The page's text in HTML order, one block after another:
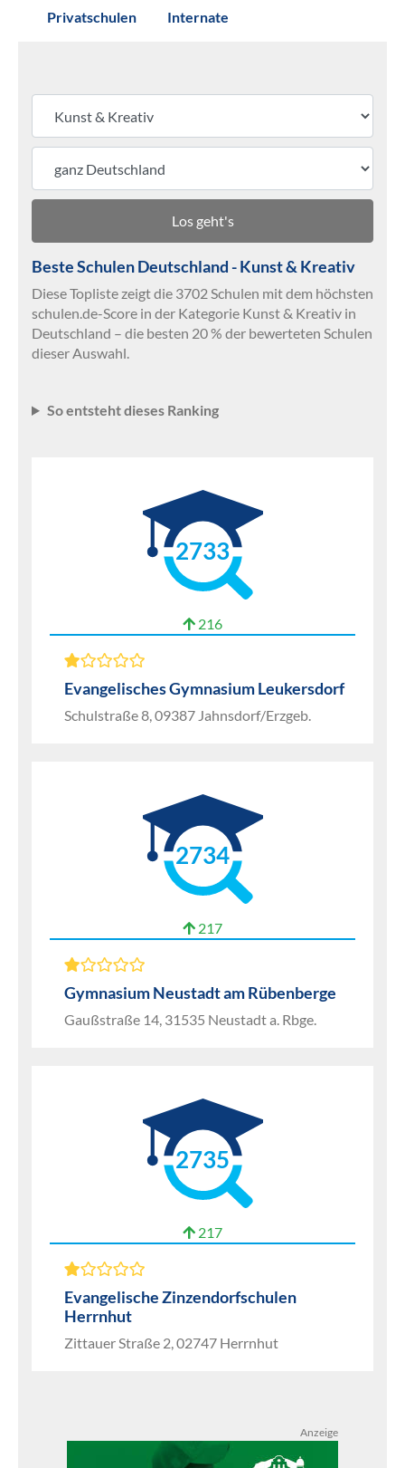
Privatschulen Internate
Los geht's
Beste Schulen Deutschland - Kunst & Kreativ
Diese Topliste zeigt die 3702 Schulen mit dem höchsten
schulen.de-Score in der Kategorie Kunst & Kreativ in
Deutschland – die besten 20 % der bewerteten Schulen
dieser Auswahl.
So entsteht dieses Ranking
2733
216
Evangelisches Gymnasium Leukersdorf
Schulstraße 8, 09387 Jahnsdorf/Erzgeb.
2734
217
Gymnasium Neustadt am Rübenberge
Gaußstraße 14, 31535 Neustadt a. Rbge.
2735
217
Evangelische Zinzendorfschulen
Herrnhut
Zittauer Straße 2, 02747 Herrnhut
Anzeige